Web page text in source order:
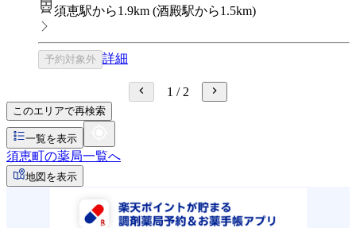
須恵駅から1.9km (酒殿駅から1.5km)
予約対象外 詳細
1 / 2
このエリアで再検索
一覧を表示
須恵町の薬局一覧へ
地図を表示